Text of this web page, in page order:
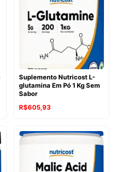
Suplemento Nutricost L-
glutamina Em Pó 1 Kg Sem
Sabor
R$605,93